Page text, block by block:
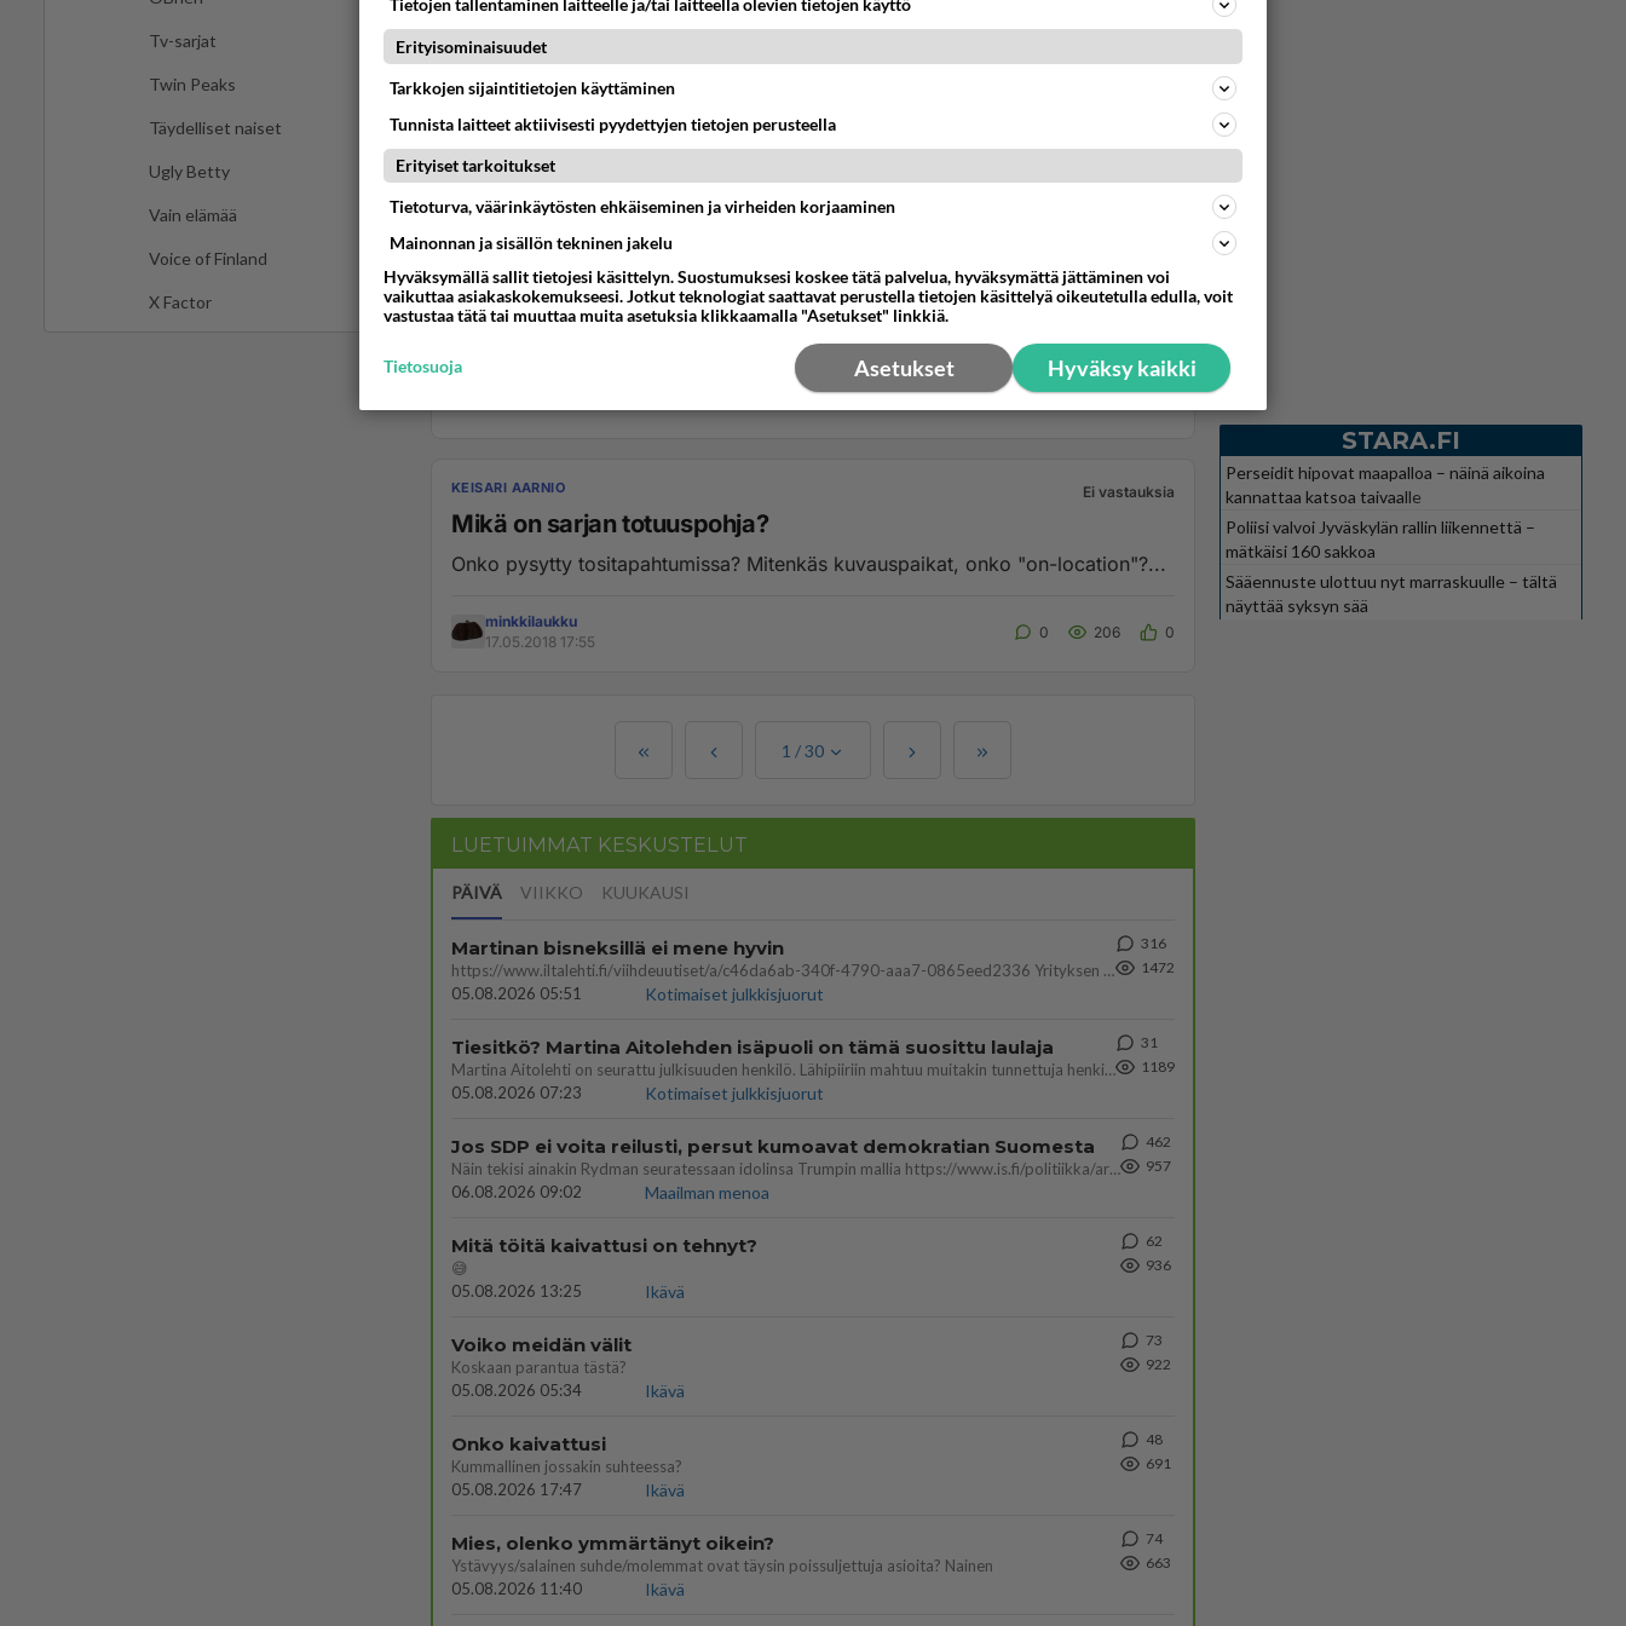
Tv-sarjat
Twin Peaks
Täydelliset naiset
Ugly Betty
Vain elämää
Voice of Finland
X Factor
KEISARI AARNIO Ei vastauksia
Mikä on sarjan totuuspohja?
Onko pysytty tositapahtumissa? Mitenkäs kuvauspaikat, onko "on-location"?...
minkkilaukku
17.05.2018 17:55
0 206 0
1 /30
LUETUIMMAT KESKUSTELUT
PÄIVÄ VIIKKO KUUKAUSI
Martinan bisneksillä ei mene hyvin
https://www.iltalehti.fi/viihdeuutiset/a/c46da6ab-340f-4790-aaa7-0865eed2336 Yrityksen konkurssihakemus on tullut kärä
05.08.2026 05:51
Kotimaiset julkkisjuorut
316
1472
Tiesitkö? Martina Aitolehden isäpuoli on tämä suosittu laulaja
Martina Aitolehti on seurattu julkisuuden henkilö. Lähipiiriin mahtuu muitakin tunnettuja henkilöitä. Tiesitkö, että Ma
05.08.2026 07:23
Kotimaiset julkkisjuorut
31
1189
Jos SDP ei voita reilusti, persut kumoavat demokratian Suomesta
Näin tekisi ainakin Rydman seuratessaan idolinsa Trumpin mallia https://www.is.fi/politiikka/art-2000012187244.html
06.08.2026 09:02
Maailman menoa
462
957
Mitä töitä kaivattusi on tehnyt?
😅
05.08.2026 13:25
Ikävä
62
936
Voiko meidän välit
Koskaan parantua tästä?
05.08.2026 05:34
Ikävä
73
922
Onko kaivattusi
Kummallinen jossakin suhteessa?
05.08.2026 17:47
Ikävä
48
691
Mies, olenko ymmärtänyt oikein?
Ystävyys/salainen suhde/molemmat ovat täysin poissuljettuja asioita? Nainen
05.08.2026 11:40
Ikävä
74
663
STARA.FI
Perseidit hipovat maapalloa – näinä aikoina
kannattaa katsoa taivaalle
Poliisi valvoi Jyväskylän rallin liikennettä –
mätkäisi 160 sakkoa
Sääennuste ulottuu nyt marraskuulle – tältä
näyttää syksyn sää
Tietojen tallentaminen laitteelle ja/tai laitteella olevien tietojen käyttö
Erityisominaisuudet
Tarkkojen sijaintitietojen käyttäminen
Tunnista laitteet aktiivisesti pyydettyjen tietojen perusteella
Erityiset tarkoitukset
Tietoturva, väärinkäytösten ehkäiseminen ja virheiden korjaaminen
Mainonnan ja sisällön tekninen jakelu
Hyväksymällä sallit tietojesi käsittelyn. Suostumuksesi koskee tätä palvelua, hyväksymättä jättäminen voi
vaikuttaa asiakaskokemukseesi. Jotkut teknologiat saattavat perustella tietojen käsittelyä oikeutetulla edulla, voit
vastustaa tätä tai muuttaa muita asetuksia klikkaamalla "Asetukset" linkkiä.
Hyväksy kaikki
Asetukset
Tietosuoja